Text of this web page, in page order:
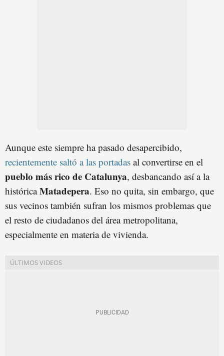
Aunque este siempre ha pasado desapercibido,
recientemente saltó a las portadas al convertirse en el
pueblo más rico de Catalunya, desbancando así a la
históricaMatadepera. Eso no quita, sin embargo, que
sus vecinos también sufran los mismos problemas que
el resto de ciudadanos del área metropolitana,
especialmente en materia de vivienda.